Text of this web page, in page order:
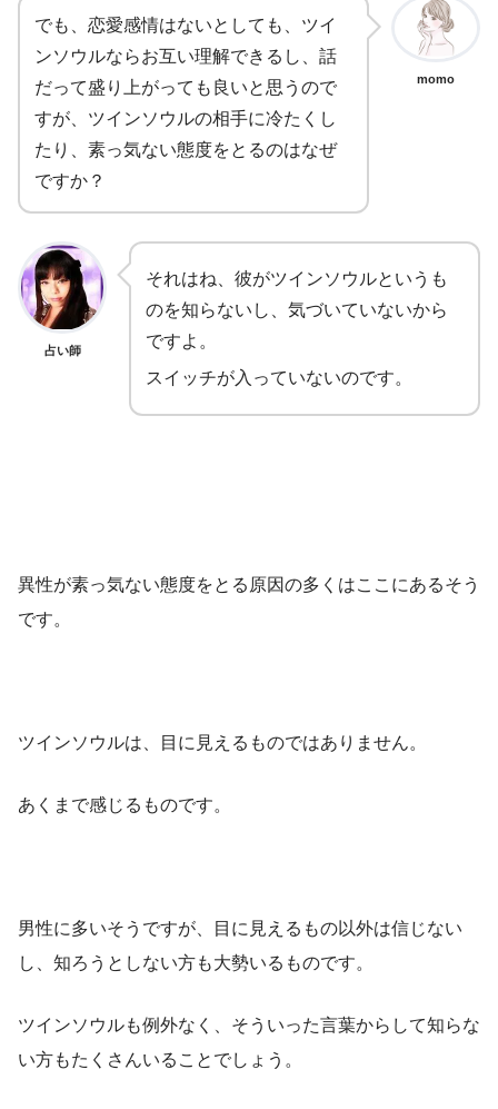
でも、恋愛感情はないとしても、ツイ
ンソウルならお互い理解できるし、話
だって盛り上がっても良いと思うので
すが、ツインソウルの相手に冷たくし
たり、素っ気ない態度をとるのはなぜ
ですか？
momo
占い師
それはね、彼がツインソウルというも
のを知らないし、気づいていないから
ですよ。
スイッチが入っていないのです。
異性が素っ気ない態度をとる原因の多くはここにあるそう
です。
ツインソウルは、目に見えるものではありません。
あくまで感じるものです。
男性に多いそうですが、目に見えるもの以外は信じない
し、知ろうとしない方も大勢いるものです。
ツインソウルも例外なく、そういった言葉からして知らな
い方もたくさんいることでしょう。